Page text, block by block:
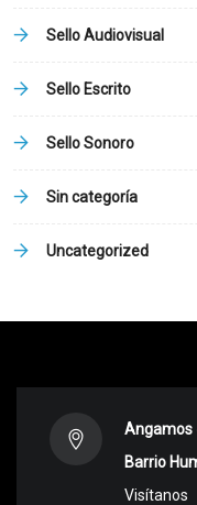
Sello Audiovisual
Sello Escrito
Sello Sonoro
Sin categoría
Uncategorized
Angamos
Barrio
Visítanos